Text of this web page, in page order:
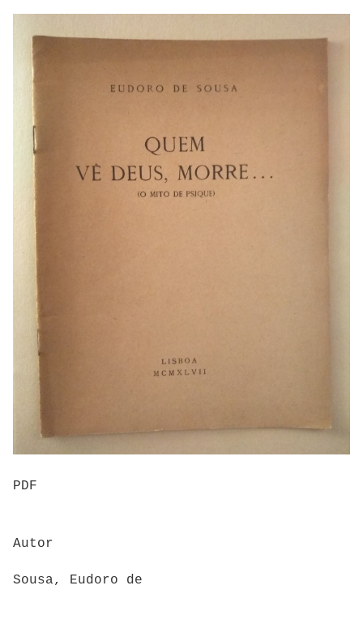
PDF
Autor
Sousa, Eudoro de